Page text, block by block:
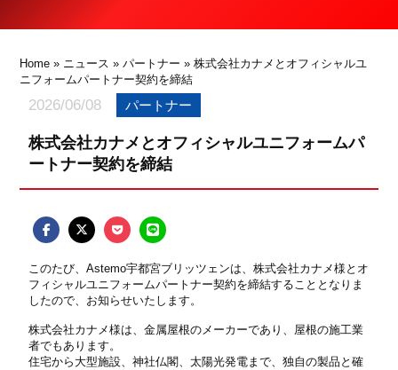
Home » ニュース »パートナー » 株式会社カナメとオフィシャルユ
ニフォームパートナー契約を締結
2026/06/08 パートナー
株式会社カナメとオフィシャルユニフォームパ
ートナー契約を締結
このたび、Astemo宇都宮ブリッツェンは、株式会社カナメ様とオ
フィシャルユニフォームパートナー契約を締結することとなりま
したので、お知らせいたします。
株式会社カナメ様は、金属屋根のメーカーであり、屋根の施工業
者でもあります。
住宅から大型施設、神社仏閣、太陽光発電まで、独自の製品と確